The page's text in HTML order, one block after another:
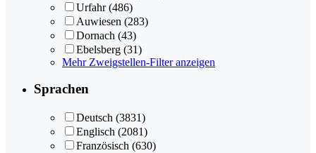
Urfahr (486)
Auwiesen (283)
Dornach (43)
Ebelsberg (31)
Mehr Zweigstellen-Filter anzeigen
Sprachen
Deutsch (3831)
Englisch (2081)
Französisch (630)